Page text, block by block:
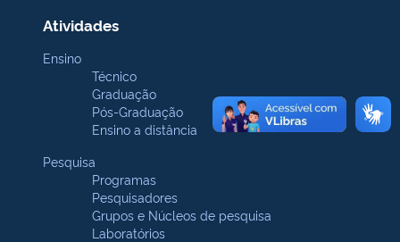
Atividades
Ensino
Técnico
Graduação
Pós-Graduação
Ensino a distância
Pesquisa
Programas
Pesquisadores
Grupos e Núcleos de pesquisa
Laboratórios